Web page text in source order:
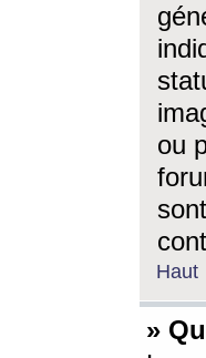
ou
Haut
»